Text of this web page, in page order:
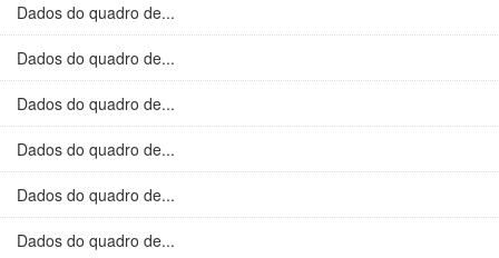
Dados do quadro de...
Dados do quadro de...
Dados do quadro de...
Dados do quadro de...
Dados do quadro de...
Dados do quadro de...